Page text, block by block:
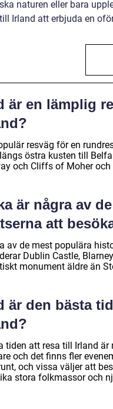
naturen eller bara
Irland att erbjuda en
är en lämplig
resväg för en
östra kusten till
och Cliffs of Moher och
är några av
att
av de mest populära
Dublin Castle,
monument äldre än
är den bästa
tiden att resa till Irland
och det finns fler
och vissa väljer att
stora folkmassor och